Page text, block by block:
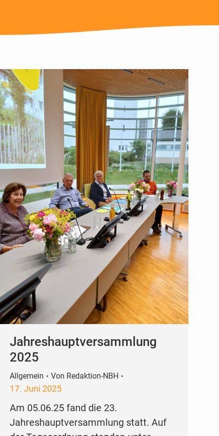
Jahreshauptversammlung
2025
Allgemein Von Redaktion-NBH
17. Juni 2025
Am 05.06.25 fand die 23.
Jahreshauptversammlung statt. Auf